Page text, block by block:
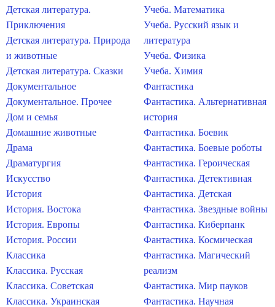
Детская литература.
Приключения
Детская литература. Природа
и животные
Детская литература. Сказки
Документальное
Документальное. Прочее
Дом и семья
Домашние животные
Драма
Драматургия
Искусство
История
История. Востока
История. Европы
История. России
Классика
Классика. Русская
Классика. Советская
Классика. Украинская
Учеба. Математика
Учеба. Русский язык и
литература
Учеба. Физика
Учеба. Химия
Фантастика
Фантастика. Альтернативная
история
Фантастика. Боевик
Фантастика. Боевые роботы
Фантастика. Героическая
Фантастика. Детективная
Фантастика. Детская
Фантастика. Звездные войны
Фантастика. Киберпанк
Фантастика. Космическая
Фантастика. Магический
реализм
Фантастика. Мир пауков
Фантастика. Научная